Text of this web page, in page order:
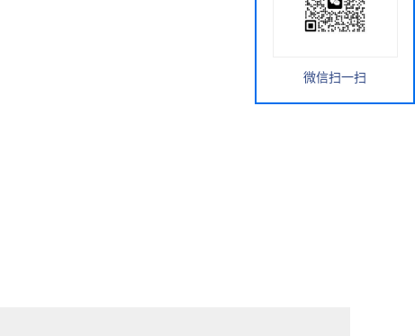
微信扫一扫